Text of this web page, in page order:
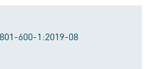
600-1:2019-08